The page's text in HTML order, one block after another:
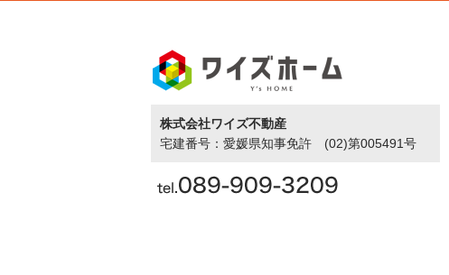
株式会社ワイズ不動産
宅建番号：愛媛県知事免許 (02)第005491号